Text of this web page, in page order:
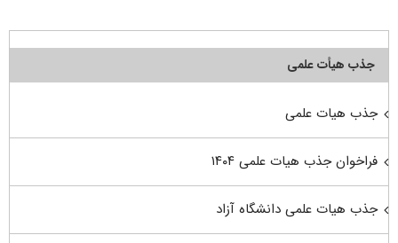
جذب هیأت علمی
جذب هیات علمی
فراخوان جذب هیات علمی ۱۴۰۴
جذب هیات علمی دانشگاه آزاد